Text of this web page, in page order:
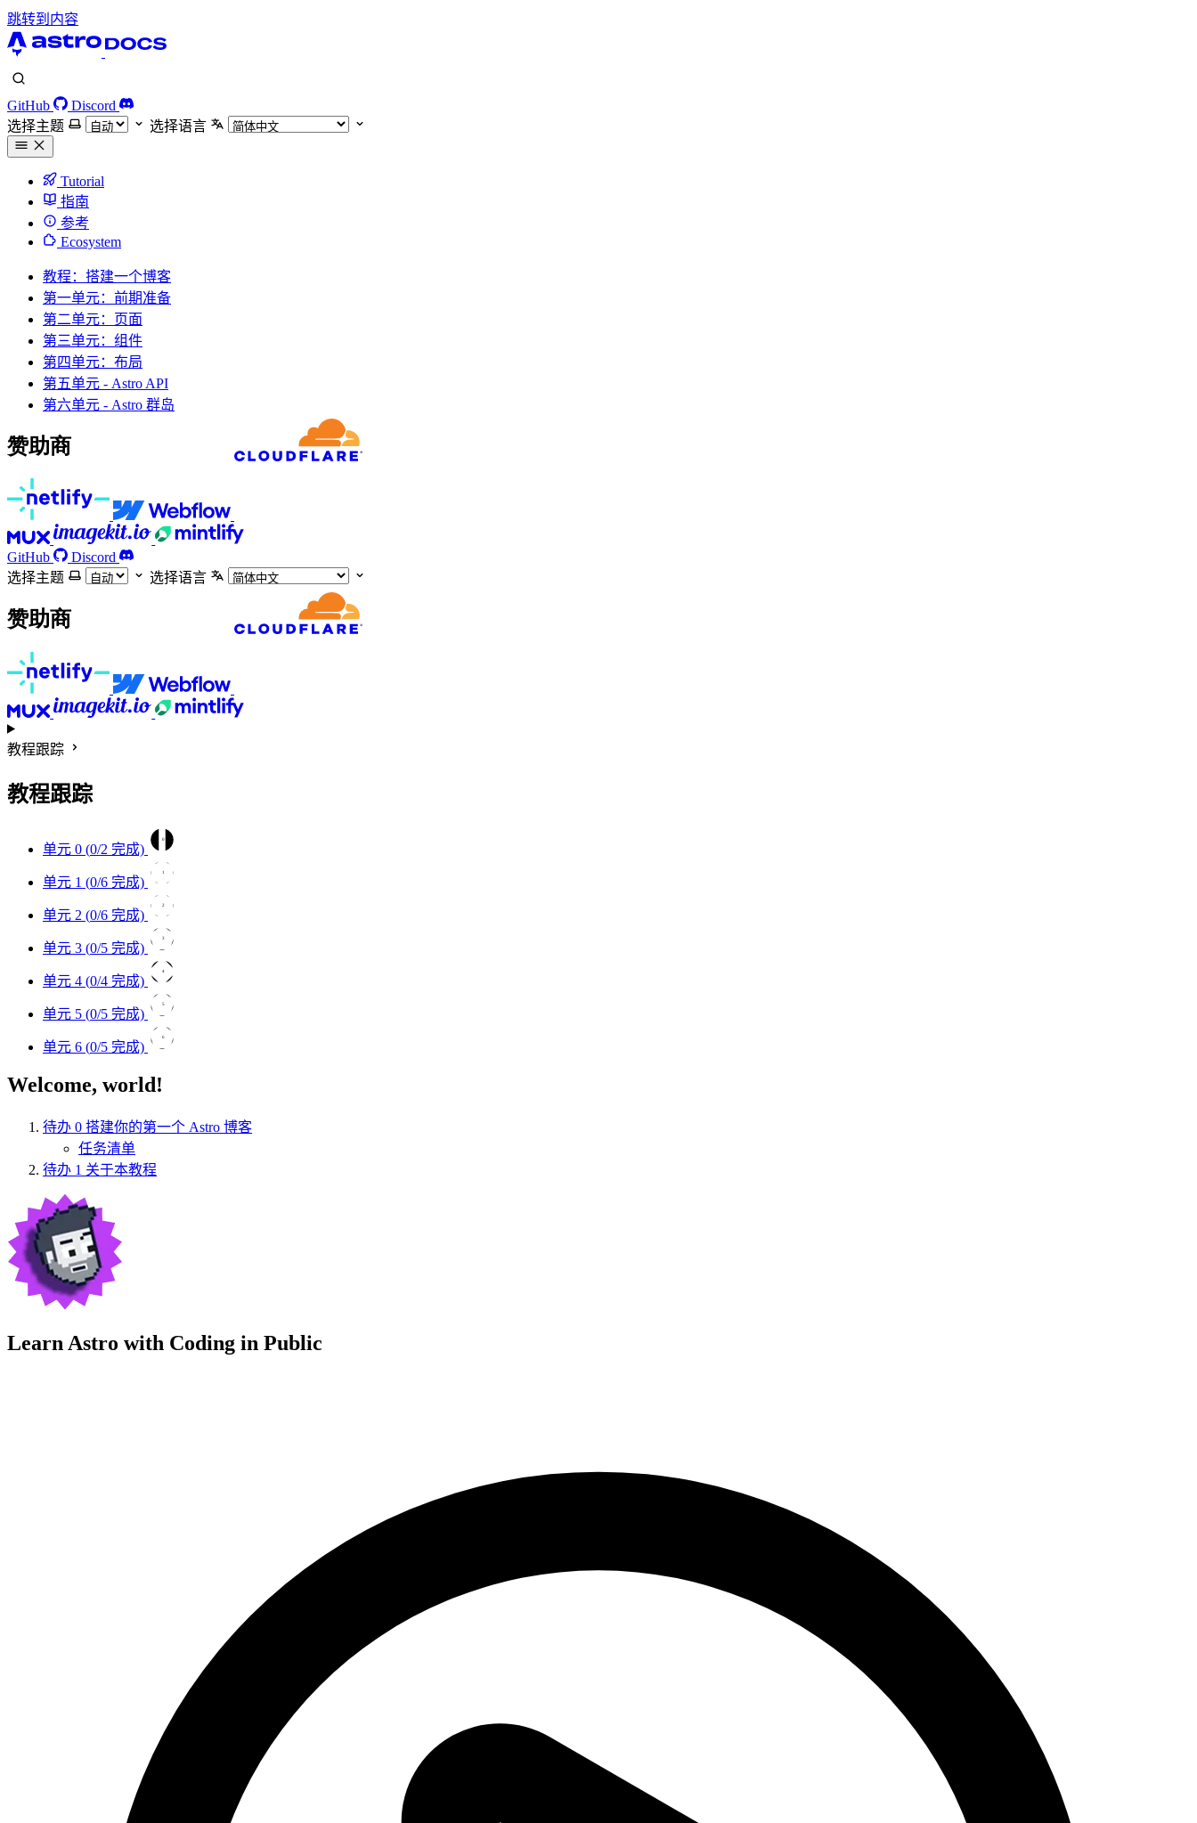
跳转到内容
GitHub
Discord
选择主题
选择语言
Tutorial
指南
参考
Ecosystem
教程：搭建一个博客
第一单元：前期准备
第二单元：页面
第三单元：组件
第四单元：布局
第五单元 - Astro API
第六单元 - Astro 群岛
赞助商
GitHub
Discord
选择主题
选择语言
赞助商
教程跟踪
教程跟踪
单元 0 (0/2 完成)
0
单元 1 (0/6 完成)
1
单元 2 (0/6 完成)
2
单元 3 (0/5 完成)
3
单元 4 (0/4 完成)
4
单元 5 (0/5 完成)
5
单元 6 (0/5 完成)
6
Welcome, world!
待办 0 搭建你的第一个 Astro 博客
任务清单
待办 1 关于本教程
Learn Astro with Coding in Public